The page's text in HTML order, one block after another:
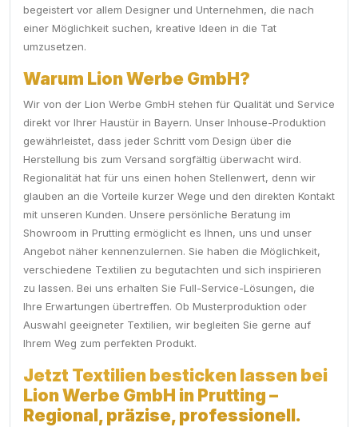
begeistert vor allem Designer und Unternehmen, die nach
einer Möglichkeit suchen, kreative Ideen in die Tat
umzusetzen.
Warum Lion Werbe GmbH?
Wir von der Lion Werbe GmbH stehen für Qualität und Service
direkt vor Ihrer Haustür in Bayern. Unser Inhouse-Produktion
gewährleistet, dass jeder Schritt vom Design über die
Herstellung bis zum Versand sorgfältig überwacht wird.
Regionalität hat für uns einen hohen Stellenwert, denn wir
glauben an die Vorteile kurzer Wege und den direkten Kontakt
mit unseren Kunden. Unsere persönliche Beratung im
Showroom in Prutting ermöglicht es Ihnen, uns und unser
Angebot näher kennenzulernen. Sie haben die Möglichkeit,
verschiedene Textilien zu begutachten und sich inspirieren
zu lassen. Bei uns erhalten Sie Full-Service-Lösungen, die
Ihre Erwartungen übertreffen. Ob Musterproduktion oder
Auswahl geeigneter Textilien, wir begleiten Sie gerne auf
Ihrem Weg zum perfekten Produkt.
Jetzt Textilien besticken lassen bei
Lion Werbe GmbH in Prutting –
Regional, präzise, professionell.